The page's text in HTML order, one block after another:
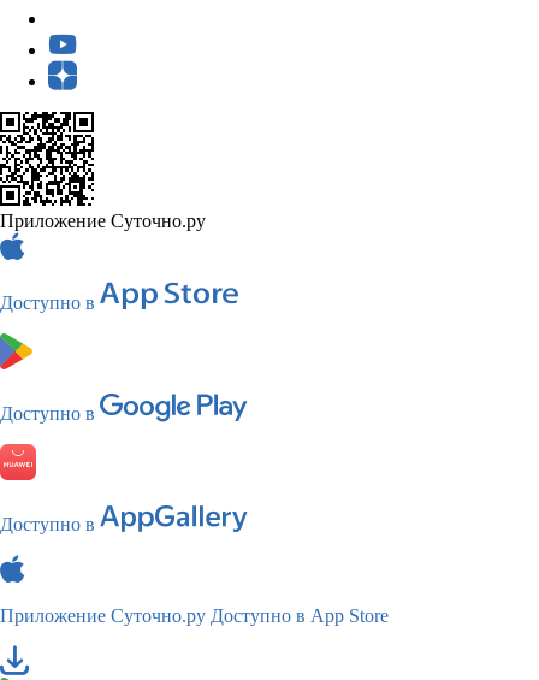
Приложение Суточно.ру
Доступно в
Доступно в
Доступно в
Приложение Суточно.ру Доступно в App Store